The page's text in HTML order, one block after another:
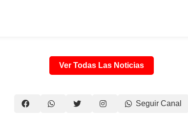
Ver Todas Las Noticias
Seguir Canal